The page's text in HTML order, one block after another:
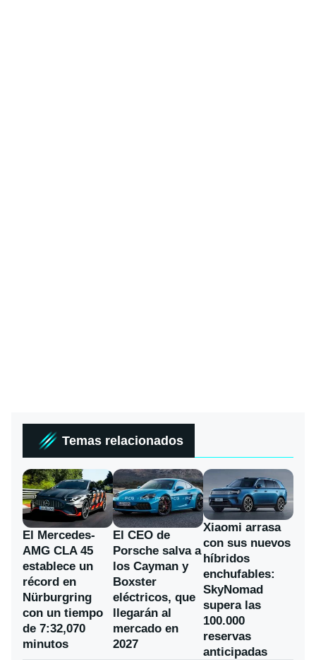
Temas relacionados
El Mercedes-
AMG CLA 45
establece un
récord en
Nürburgring
con un tiempo
de 7:32,070
minutos
El CEO de
Porsche salva a
los Cayman y
Boxster
eléctricos, que
llegarán al
mercado en
2027
Xiaomi arrasa
con sus nuevos
híbridos
enchufables:
SkyNomad
supera las
100.000
reservas
anticipadas